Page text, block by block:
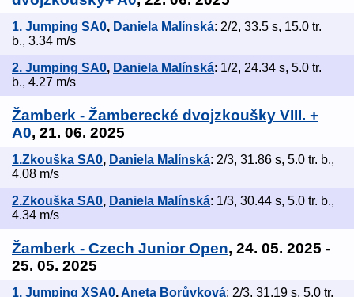
1. Jumping SA0, Daniela Malínská: 2/2, 33.5 s, 15.0 tr.
b., 3.34 m/s
2. Jumping SA0, Daniela Malínská: 1/2, 24.34 s, 5.0 tr.
b., 4.27 m/s
Žamberk - Žamberecké dvojzkoušky VIII. +
A0, 21. 06. 2025
1.Zkouška SA0, Daniela Malínská: 2/3, 31.86 s, 5.0 tr. b.,
4.08 m/s
2.Zkouška SA0, Daniela Malínská: 1/3, 30.44 s, 5.0 tr. b.,
4.34 m/s
Žamberk - Czech Junior Open, 24. 05. 2025 -
25. 05. 2025
1. Jumping XSA0,Aneta Borůvková: 2/3, 31.19 s, 5.0 tr.